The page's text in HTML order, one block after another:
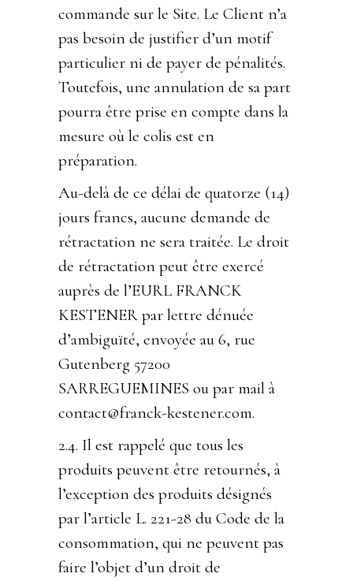
commande sur le Site. Le Client n’a
pas besoin de justifier d’un motif
particulier ni de payer de pénalités.
Toutefois, une annulation de sa part
pourra être prise en compte dans la
mesure où le colis est en
préparation.
Au-delà de ce délai de quatorze (14)
jours francs, aucune demande de
rétractation ne sera traitée. Le droit
de rétractation peut être exercé
auprès de l’EURL FRANCK
KESTENER par lettre dénuée
d’ambiguïté, envoyée au 6, rue
Gutenberg 57200
SARREGUEMINES ou par mail à
contact@franck-kestener.com.
2.4. Il est rappelé que tous les
produits peuvent être retournés, à
l’exception des produits désignés
par l’article L. 221-28 du Code de la
consommation, qui ne peuvent pas
faire l’objet d’un droit de